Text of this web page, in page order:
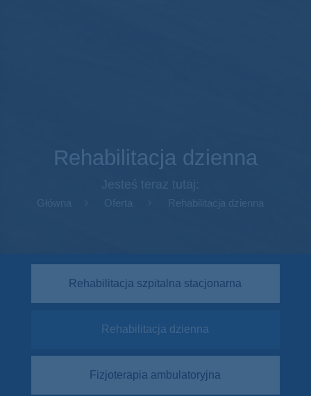
Rehabilitacja dzienna
Jesteś teraz tutaj:
Główna Oferta Rehabilitacja dzienna
Rehabilitacja szpitalna stacjonarna
Rehabilitacja dzienna
Fizjoterapia ambulatoryjna